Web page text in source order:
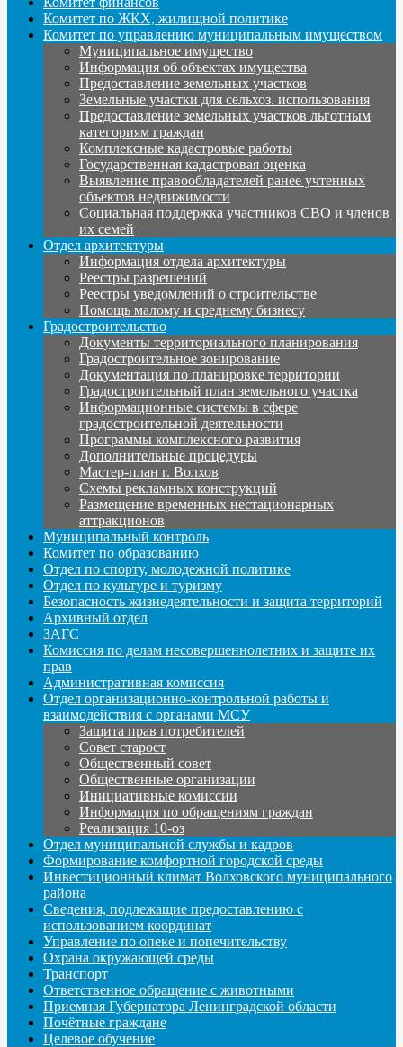
Комитет по ЖКХ, жилищной политике
Комитет по управлению муниципальным имуществом
Муниципальное имущество
Информация об объектах имущества
Предоставление земельных участков
Земельные участки для сельхоз. использования
Предоставление земельных участков льготным
категориям граждан
Комплексные кадастровые работы
Государственная кадастровая оценка
Выявление правообладателей ранее учтенных
объектов недвижимости
Социальная поддержка участников СВО и членов
их семей
Отдел архитектуры
Информация отдела архитектуры
Реестры разрешений
Реестры уведомлений о строительстве
Помощь малому и среднему бизнесу
Градостроительство
Документы территориального планирования
Градостроительное зонирование
Документация по планировке территории
Градостроительный план земельного участка
Информационные системы в сфере
градостроительной деятельности
Программы комплексного развития
Дополнительные процедуры
Мастер-план г. Волхов
Схемы рекламных конструкций
Размещение временных нестационарных
аттракционов
Муниципальный контроль
Комитет по образованию
Отдел по спорту, молодежной политике
Отдел по культуре и туризму
Безопасность жизнедеятельности и защита территорий
Архивный отдел
ЗАГС
Комиссия по делам несовершеннолетних и защите их
прав
Административная комиссия
Отдел организационно-контрольной работы и
взаимодействия с органами МСУ
Защита прав потребителей
Совет старост
Общественный совет
Общественные организации
Инициативные комиссии
Информация по обращениям граждан
Реализация 10-оз
Отдел муниципальной службы и кадров
Формирование комфортной городской среды
Инвестиционный климат Волховского муниципального
района
Сведения, подлежащие предоставлению с
использованием координат
Управление по опеке и попечительству
Охрана окружающей среды
Транспорт
Ответственное обращение с животными
Приемная Губернатора Ленинградской области
Почётные граждане
Целевое обучение